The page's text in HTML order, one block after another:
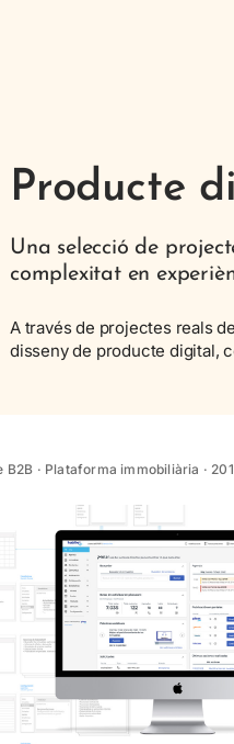
Producte
Una selecció de
complexitat en
A través de projectes reals
disseny de producte digital,
B2B · Plataforma immobiliària ·